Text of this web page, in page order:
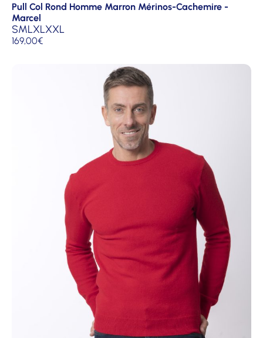
Pull Col Rond Homme Marron Mérinos-Cachemire -
Marcel
SMLXLXXL
169,00€